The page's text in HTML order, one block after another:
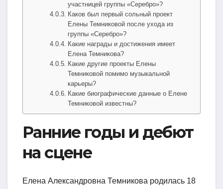
участницей группы «Серебро»?
Каков был первый сольный проект
Елены Темниковой после ухода из
группы «Серебро»?
Какие награды и достижения имеет
Елена Темникова?
Какие другие проекты Елены
Темниковой помимо музыкальной
карьеры?
Какие биографические данные о Елене
Темниковой известны?
Ранние годы и дебют
на сцене
Елена Александровна Темникова родилась 18